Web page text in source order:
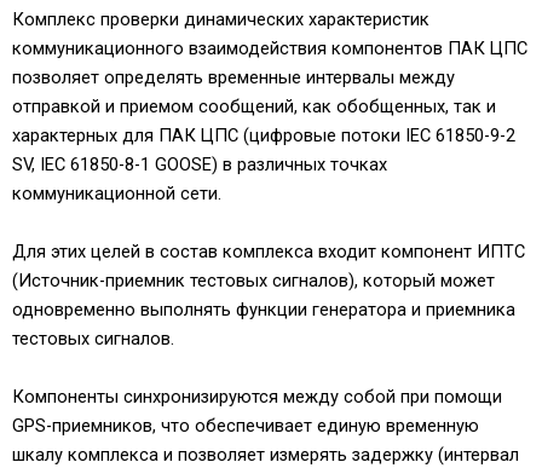
Комплекс проверки динамических характеристик
коммуникационного взаимодействия компонентов ПАК ЦПС
позволяет определять временные интервалы между
отправкой и приемом сообщений, как обобщенных, так и
характерных для ПАК ЦПС (цифровые потоки IEC 61850-9-2
SV, IEC 61850-8-1 GOOSE) в различных точках
коммуникационной сети.
Для этих целей в состав комплекса входит компонент ИПТС
(Источник-приемник тестовых сигналов), который может
одновременно выполнять функции генератора и приемника
тестовых сигналов.
Компоненты синхронизируются между собой при помощи
GPS-приемников, что обеспечивает единую временную
шкалу комплекса и позволяет измерять задержку (интервал